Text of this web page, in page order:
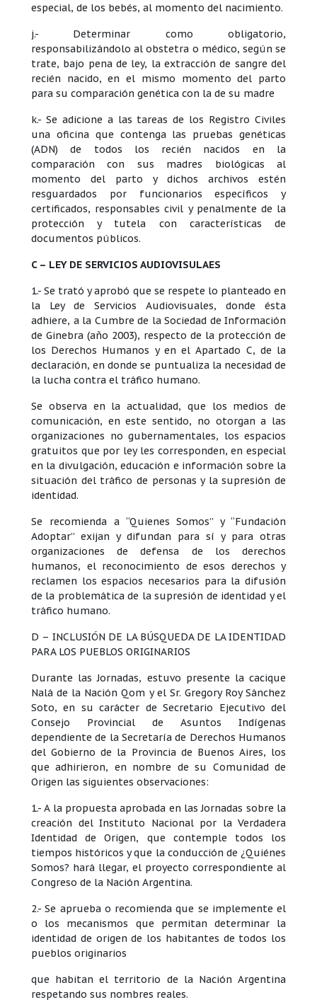
especial, de los bebés, al momento del nacimiento.
j.- Determinar como obligatorio,
responsabilizándolo al obstetra o médico, según se
trate, bajo pena de ley, la extracción de sangre del
recién nacido, en el mismo momento del parto
para su comparación genética con la de su madre
k.- Se adicione a las tareas de los Registro Civiles
una oficina que contenga las pruebas genéticas
(ADN) de todos los recién nacidos en la
comparación con sus madres biológicas al
momento del parto y dichos archivos estén
resguardados por funcionarios específicos y
certificados, responsables civil y penalmente de la
protección y tutela con características de
documentos públicos.
C – LEY DE SERVICIOS AUDIOVISULAES
1.- Se trató y aprobó que se respete lo planteado en
la Ley de Servicios Audiovisuales, donde ésta
adhiere, a la Cumbre de la Sociedad de Información
de Ginebra (año 2003), respecto de la protección de
los Derechos Humanos y en el Apartado C, de la
declaración, en donde se puntualiza la necesidad de
la lucha contra el tráfico humano.
Se observa en la actualidad, que los medios de
comunicación, en este sentido, no otorgan a las
organizaciones no gubernamentales, los espacios
gratuitos que por ley les corresponden, en especial
en la divulgación, educación e información sobre la
situación del tráfico de personas y la supresión de
identidad.
Se recomienda a “Quienes Somos” y “Fundación
Adoptar” exijan y difundan para sí y para otras
organizaciones de defensa de los derechos
humanos, el reconocimiento de esos derechos y
reclamen los espacios necesarios para la difusión
de la problemática de la supresión de identidad y el
tráfico humano.
D – INCLUSIÓN DE LA BÚSQUEDA DE LA IDENTIDAD
PARA LOS PUEBLOS ORIGINARIOS
Durante las Jornadas, estuvo presente la cacique
Nalá de la Nación Qom y el Sr. Gregory Roy Sánchez
Soto, en su carácter de Secretario Ejecutivo del
Consejo Provincial de Asuntos Indígenas
dependiente de la Secretaría de Derechos Humanos
del Gobierno de la Provincia de Buenos Aires, los
que adhirieron, en nombre de su Comunidad de
Origen las siguientes observaciones:
1.- A la propuesta aprobada en las Jornadas sobre la
creación del Instituto Nacional por la Verdadera
Identidad de Origen, que contemple todos los
tiempos históricos y que la conducción de ¿Quiénes
Somos? hará llegar, el proyecto correspondiente al
Congreso de la Nación Argentina.
2.- Se aprueba o recomienda que se implemente el
o los mecanismos que permitan determinar la
identidad de origen de los habitantes de todos los
pueblos originarios
que habitan el territorio de la Nación Argentina
respetando sus nombres reales.